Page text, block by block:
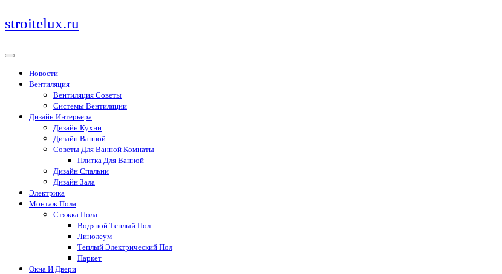
Перейти
к
stroitelux.ru
Новости
Вентиляция
Вентиляция Советы
Системы Вентиляции
Дизайн Интерьера
Дизайн Кухни
Дизайн Ванной
Советы Для Ванной Комнаты
Плитка Для Ванной
Дизайн Спальни
Дизайн Зала
Электрика
Монтаж Пола
Стяжка Пола
Водяной Теплый Пол
Линолеум
Теплый Электрический Пол
Паркет
Окна И Двери